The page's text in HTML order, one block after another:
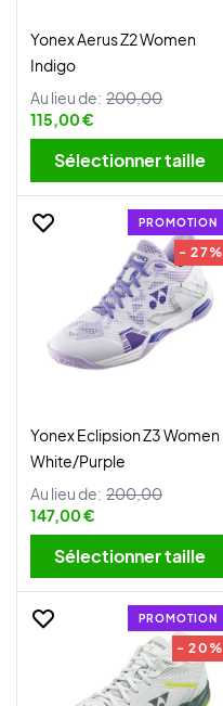
Yonex Aerus Z2 Women
Indigo
Au lieu de: 200,00
115,00 €
Sélectionner taille
PROMOTION
- 27%
Yonex Eclipsion Z3 Women
White/Purple
Au lieu de: 200,00
147,00 €
Sélectionner taille
PROMOTION
- 20%